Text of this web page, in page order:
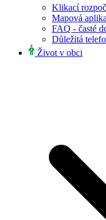
Klikací
Mapová
FAQ - časté
Důležitá
Život v obci